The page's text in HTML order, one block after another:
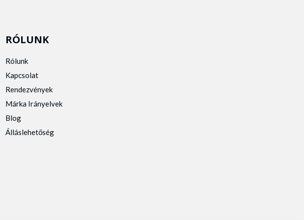
RÓLUNK
Rólunk
Kapcsolat
Rendezvények
Márka Irányelvek
Blog
Álláslehetőség